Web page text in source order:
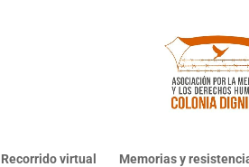
Recorrido virtual Memorias y